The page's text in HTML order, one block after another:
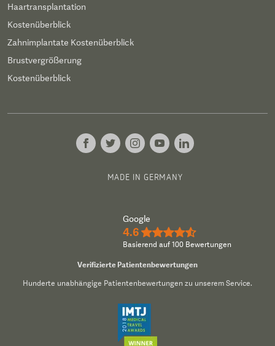
Haartransplantation
Kostenüberblick
Zahnimplantate Kostenüberblick
Brustvergrößerung
Kostenüberblick
MADE IN GERMANY
Google
4.6 ★★★★½
Basierend auf 100 Bewertungen
Verifizierte Patientenbewertungen
Hunderte unabhängige Patientenbewertungen zu unserem Service.